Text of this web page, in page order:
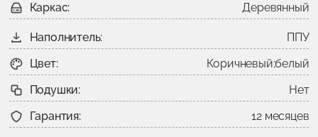
Каркас:
Деревянный
Наполнитель:
ППУ
Цвет:
Коричневый;белый
Подушки:
Нет
Гарантия:
12 месяцев